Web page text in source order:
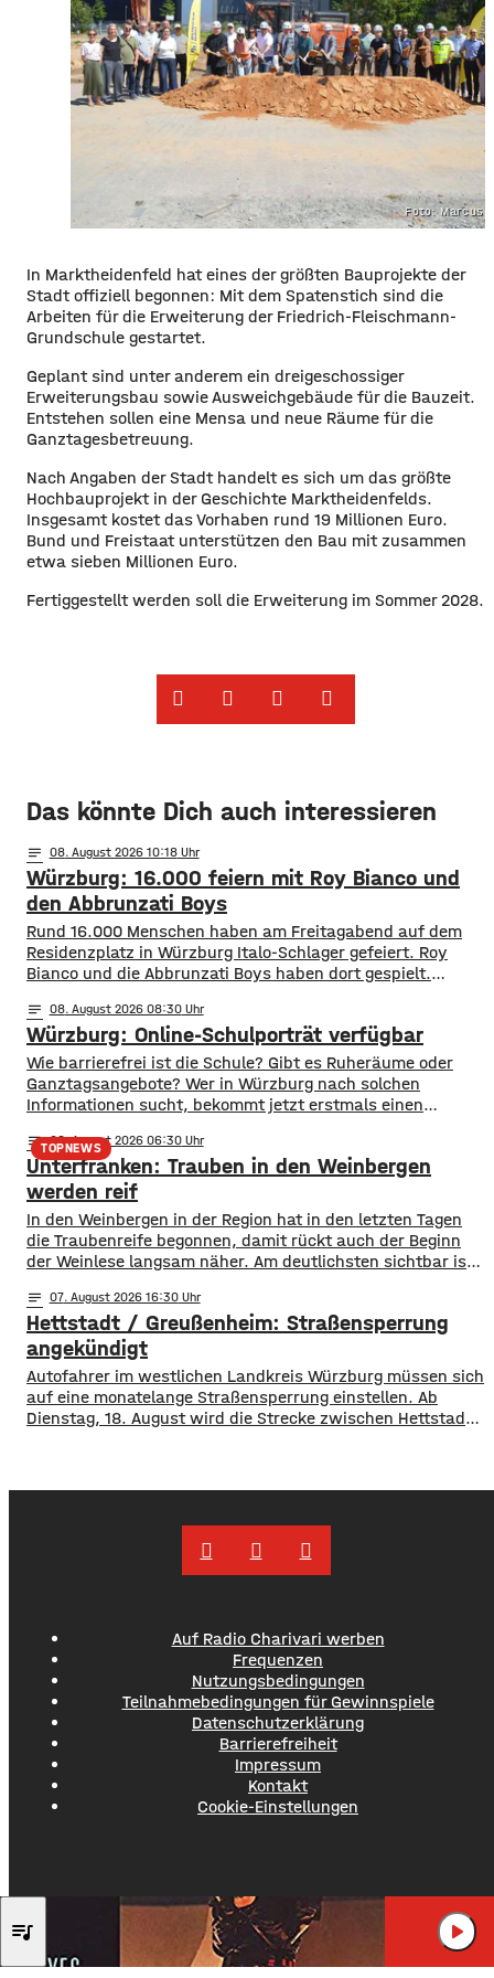
Foto: Marcus
In Marktheidenfeld hat eines der größten Bauprojekte der
Stadt offiziell begonnen: Mit dem Spatenstich sind die
Arbeiten für die Erweiterung der Friedrich-Fleischmann-
Grundschule gestartet.
Geplant sind unter anderem ein dreigeschossiger
Erweiterungsbau sowie Ausweichgebäude für die Bauzeit.
Entstehen sollen eine Mensa und neue Räume für die
Ganztagesbetreuung.
Nach Angaben der Stadt handelt es sich um das größte
Hochbauprojekt in der Geschichte Marktheidenfelds.
Insgesamt kostet das Vorhaben rund 19 Millionen Euro.
Bund und Freistaat unterstützen den Bau mit zusammen
etwa sieben Millionen Euro.
Fertiggestellt werden soll die Erweiterung im Sommer 2028.
Das könnte Dich auch interessieren
notes 08. August 2026 10:18
Würzburg: 16.000 feiern mit Roy Bianco und
den Abbrunzati Boys
Rund 16.000 Menschen haben am Freitagabend auf dem
Residenzplatz in Würzburg Italo-Schlager gefeiert. Roy
Bianco und die Abbrunzati Boys haben dort gespielt.
abseits des Konzertgeländes verfolgten viele Zaungäste bei
Picknick-Stimmung in den Straßen die Songs. Hier gibt es
Bilder vom Konzert Die Konzertreihe vor dem
notes 08. August 2026 08:30
Würzburg: Online-Schulporträt verfügbar
​​Wie barrierefrei ist die Schule? Gibt es Ruheräume oder
Ganztagsangebote? Wer in Würzburg nach solchen
Informationen sucht, bekommt jetzt erstmals einen
im Open-Data-Portal neue digitale
Schulporträts veröffentlicht. Dort werden alle 35 Schulen
in städtischer Trägerschaft mit einer Vielzahl von Daten
vorgestellt und miteinander vergleichbar gemacht. ​So
können beispielsweise Schülerzahlen, die Anzahl der
TOPNEWS
notes 08. August 2026 06:30
Unterfranken: Trauben in den Weinbergen
werden reif
In den Weinbergen in der Region hat in den letzten Tagen
die Traubenreife begonnen, damit rückt auch der Beginn
der Weinlese langsam näher. Am deutlichsten sichtbar ist
die Beeren wie auch bei den Weißweinsorten noch grün.
Jetzt aber färben sich die Trauben optisch sichtbar rot. Im
notes 07. August 2026 16:30
Hettstadt / Greußenheim: Straßensperrung
angekündigt
Autofahrer im westlichen Landkreis Würzburg müssen sich
auf eine monatelange Straßensperrung einstellen. Ab
Dienstag, 18. August wird die Strecke zwischen Hettstadt
muss erneuert werden. Die Arbeiten seien unter
Auf Radio Charivari werben
Frequenzen
Nutzungsbedingungen
Teilnahmebedingungen für Gewinnspiele
Datenschutzerklärung
Barrierefreiheit
Impressum
Kontakt
Cookie-Einstellungen
BILLY IDOL
EYES play_arrow
queue_music